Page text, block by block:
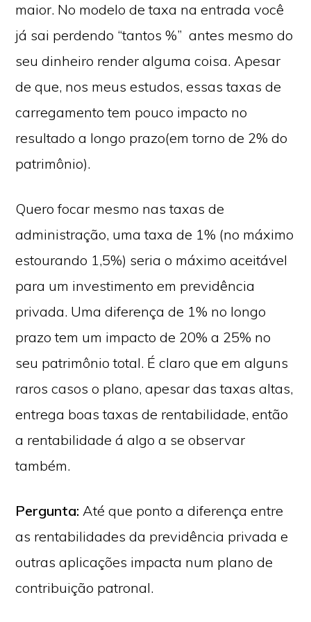
maior. No modelo de taxa na entrada você
já sai perdendo “tantos %” antes mesmo do
seu dinheiro render alguma coisa. Apesar
de que, nos meus estudos, essas taxas de
carregamento tem pouco impacto no
resultado a longo prazo(em torno de 2% do
patrimônio).
Quero focar mesmo nas taxas de
administração, uma taxa de 1% (no máximo
estourando 1,5%) seria o máximo aceitável
para um investimento em previdência
privada. Uma diferença de 1% no longo
prazo tem um impacto de 20% a 25% no
seu patrimônio total. É claro que em alguns
raros casos o plano, apesar das taxas altas,
entrega boas taxas de rentabilidade, então
a rentabilidade á algo a se observar
também.
Pergunta: Até que ponto a diferença entre
as rentabilidades da previdência privada e
outras aplicações impacta num plano de
contribuição patronal.